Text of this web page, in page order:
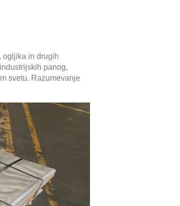
ogljika in drugih
panog,
svetu. Razumevanje